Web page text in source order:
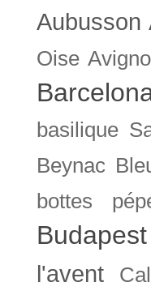
Aubusson
Oise
basilique
Beynac
bottes
Budapest
l'avent